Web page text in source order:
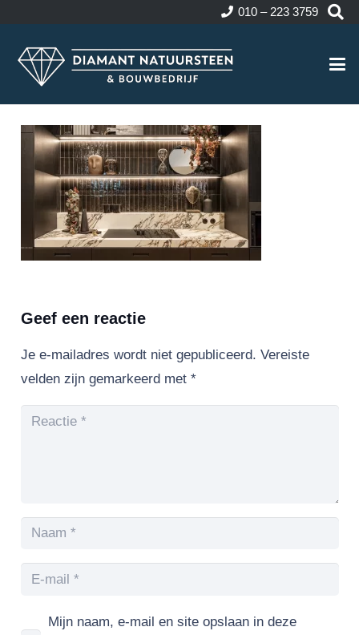
010 – 223 3759
Geef een reactie
Je e-mailadres wordt niet gepubliceerd. Vereiste
velden zijn gemarkeerd met *
Mijn naam, e-mail en site opslaan in deze